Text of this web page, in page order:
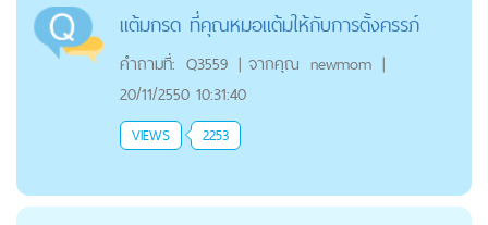
แต้มกรด ที่คุณหมอแต้มให้กับการตั้งครรภ์
คำถามที่: Q3559 | จากคุณ newmom |
20/11/2550 10:31:40
VIEWS 2253